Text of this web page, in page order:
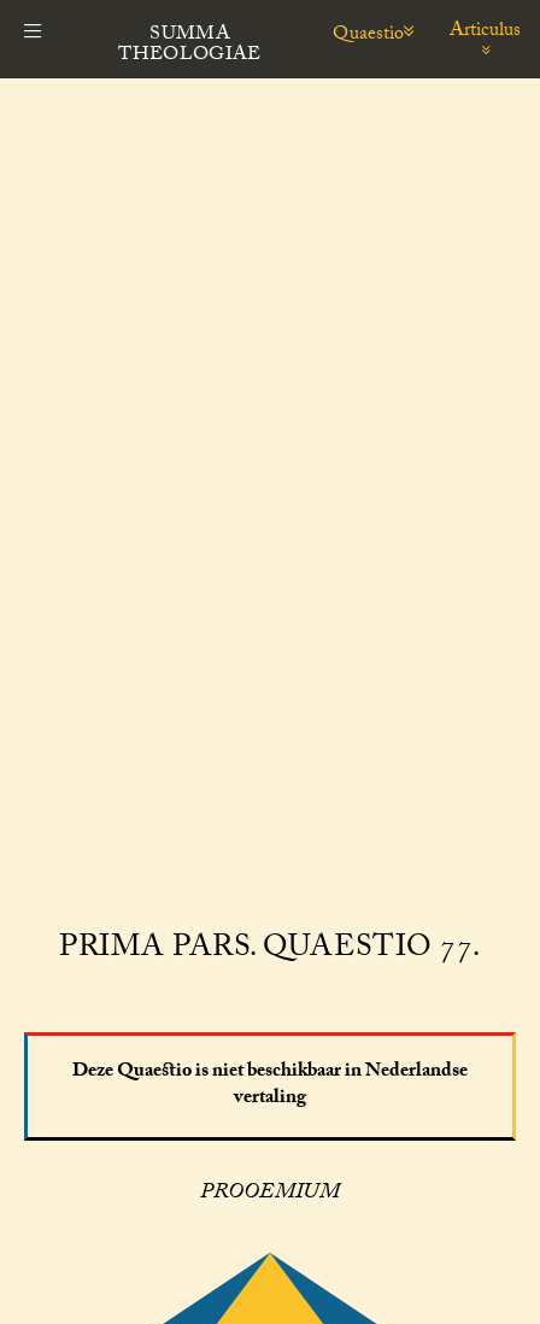
SUMMA
THEOLOGIAE
Quaestio Articulus
PRIMA PARS. QUAESTIO 77.
Deze Quaestio is niet beschikbaar in Nederlandse
vertaling
PROOEMIUM